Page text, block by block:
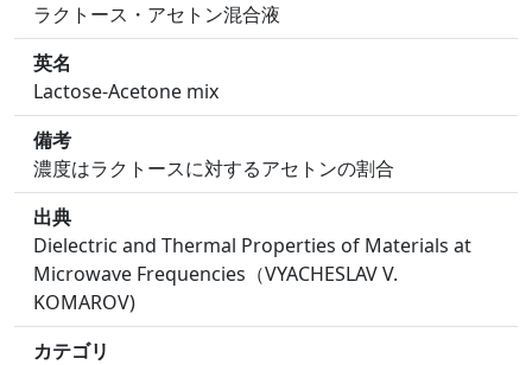
ラクトース・アセトン混合液
英名
Lactose-Acetone mix
備考
濃度はラクトースに対するアセトンの割合
出典
Dielectric and Thermal Properties of Materials at
Microwave Frequencies（VYACHESLAV V.
KOMAROV)
カテゴリ